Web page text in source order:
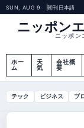
SUN, AUG 9 朝刊日本語
ニッポン
ニッポン
ホー
ム
天
気
会社概
要
テック ビジネス ブ